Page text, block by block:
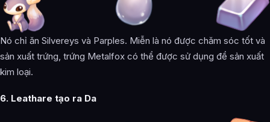
Nó chỉ ăn Silvereys và Parples. Miễn là nó được chăm sóc tốt và
sản xuất trứng, trứng Metalfox có thể được sử dụng để sản xuất
kim loại.
6. Leathare tạo ra Da